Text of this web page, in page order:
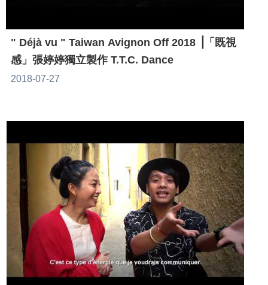
" Déjà vu " Taiwan Avignon Off 2018 ⎥「既視
感」張婷婷獨立製作 T.T.C. Dance
2018-07-27